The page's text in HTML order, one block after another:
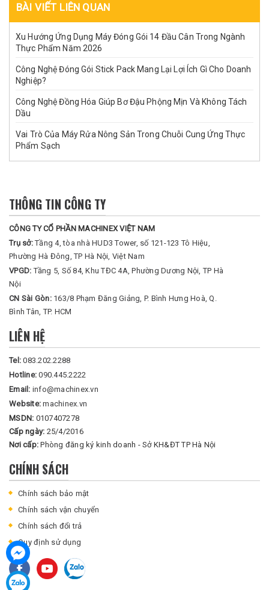
BÀI VIẾT LIÊN QUAN
Xu Hướng Ứng Dụng Máy Đóng Gói 14 Đầu Cân Trong Ngành
Thực Phẩm Năm 2026
Công Nghệ Đóng Gói Stick Pack Mang Lại Lợi Ích Gì Cho Doanh
Nghiệp?
Công Nghệ Đồng Hóa Giúp Bơ Đậu Phộng Mịn Và Không Tách
Dầu
Vai Trò Của Máy Rửa Nông Sản Trong Chuỗi Cung Ứng Thực
Phẩm Sạch
THÔNG TIN CÔNG TY
CÔNG TY CỔ PHẦN MACHINEX VIỆT NAM
Trụ sở:Tầng 4, tòa nhà HUD3 Tower, số 121-123 Tô Hiệu,
Phường Hà Đông, TP Hà Nội, Việt Nam
VPGD:Tầng 5, Số 84, Khu TĐC 4A, Phường Dương Nội, TP Hà
Nội
CN Sài Gòn: 163/8 Phạm Đăng Giảng, P. Bình Hưng Hoà, Q.
Bình Tân, TP. HCM
LIÊN HỆ
Tel:083.202.2288
Hotline:090.445.2222
Email: info@machinex.vn
Website:machinex.vn
MSDN: 0107407278
Cấp ngày: 25/4/2016
Nơi cấp:Phòng đăng ký kinh doanh - Sở KH&ĐT TP Hà Nội
CHÍNH SÁCH
Chính sách bảo mật
Chính sách vận chuyển
Chính sách đổi trả
Quy định sử dụng